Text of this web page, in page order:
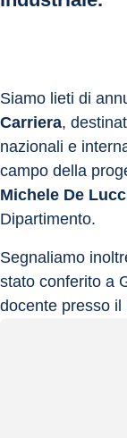
Siamo lieti di
Carriera,
nazionali e
campo della
Michele De
Dipartimento.
Segnaliamo
stato conferito a
docente presso il